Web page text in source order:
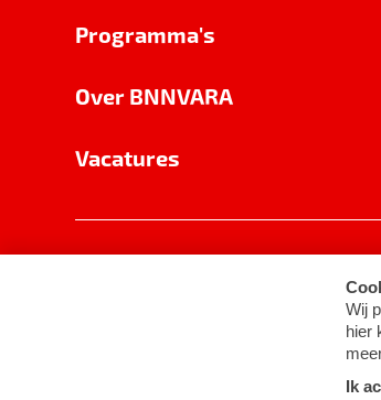
Programma's
Over BNNVARA
Vacatures
Cookie-instellingen